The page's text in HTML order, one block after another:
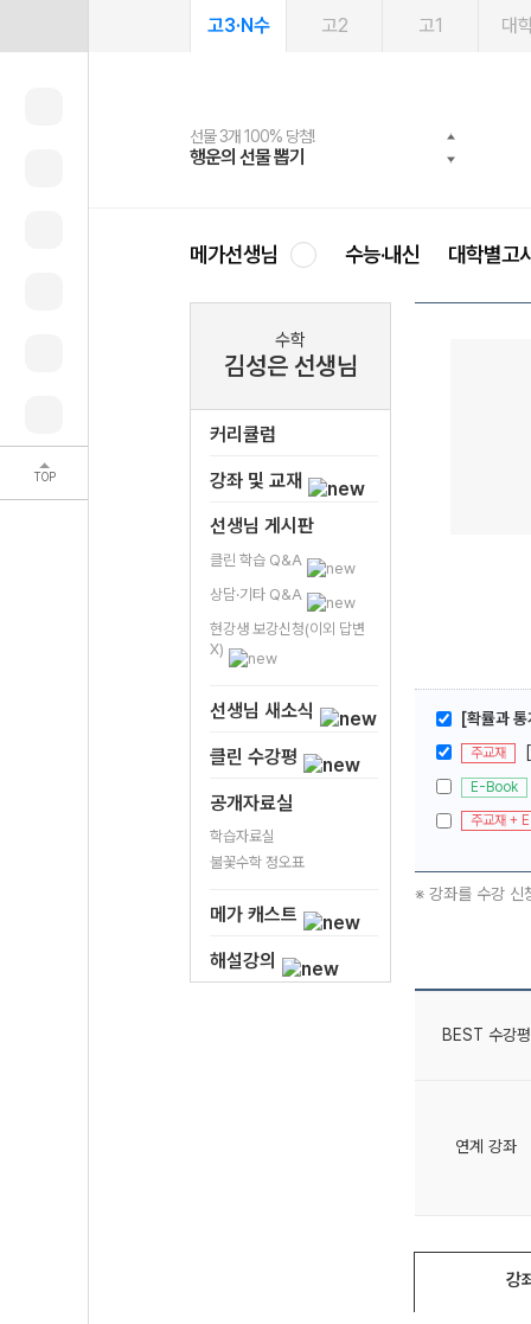
TOP
고3·N수 고2 고1 대
선물 3개 100% 당첨!
행운의 선물 뽑기
선물 100% 증정!
메가스터디 X 올리브
여름방학 스터디 캐시백
메가런 썸머스쿨
2027 러셀 단과
강사 공개선발
스마트러닝앱
설문 EVENT
메가패스
3일 무료 체험권
메가패스 수강생 무료혜택!
메가클럽 멤버십
사회공헌 캠페인
희망이룸 메가나눔
메가선생님 수능·내신 대학별고
수학
김성은 선생님
커리큘럼
강좌 및 교재
선생님 게시판
클린 학습 Q&A
상담·기타 Q&A
현강생 보강신청(이외 답변
X)
선생님 새소식
클린 수강평
공개자료실
학습자료실
불꽃수학 정오표
메가 캐스트
해설강의
[확률과
주교재
E-Book
주교재 +
※ 강좌를 수강 신
BEST 수강평
연계 강좌
강